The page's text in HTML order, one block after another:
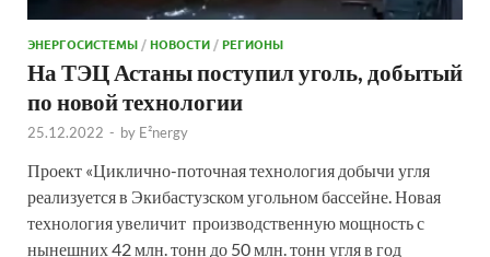
ЭНЕРГОСИСТЕМЫ /НОВОСТИ /РЕГИОНЫ
На ТЭЦ Астаны поступил уголь, добытый
по новой технологии
25.12.2022 - by E²nergy
Проект «Циклично-поточная технология добычи угля
реализуется в Экибастузском угольном бассейне. Новая
технология увеличит производственную мощность с
нынешних 42 млн. тонн до 50 млн. тонн угля в год